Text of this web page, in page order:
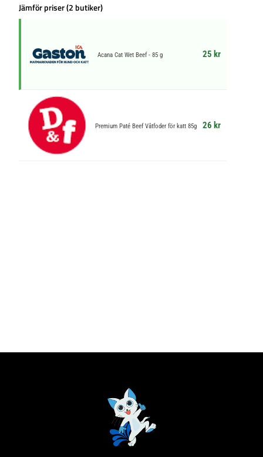
Jämför priser (2 butiker)
Acana Cat Wet Beef - 85 g 25 kr
Premium Paté Beef Våtfoder för katt 85g 26 kr